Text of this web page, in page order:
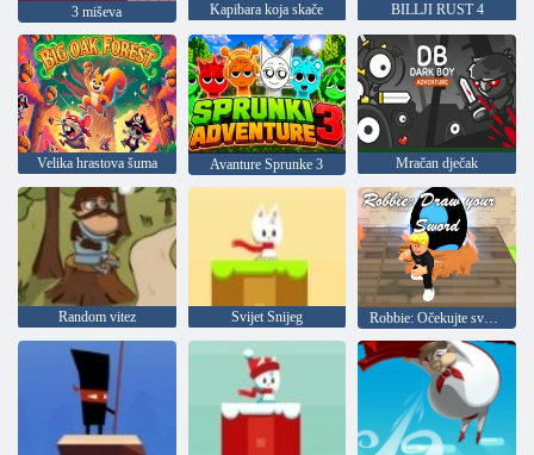
3 miševa Kapibara koja skače BILLJI RUST 4
Velika hrastova šuma Avanture Sprunke 3 Mračan dječak
Random vitez Svijet Snijeg Robbie: Očekujte svoj mač